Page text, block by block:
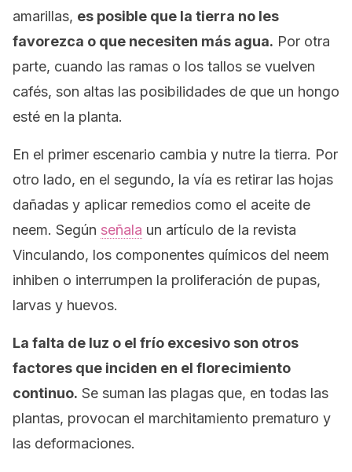
amarillas, es posible que la tierra no les
favorezca o que necesiten más agua. Por otra
parte, cuando las ramas o los tallos se vuelven
cafés, son altas las posibilidades de que un hongo
esté en la planta.
En el primer escenario cambia y nutre la tierra. Por
otro lado, en el segundo, la vía es retirar las hojas
dañadas y aplicar remedios como el aceite de
neem. Según señala un artículo de la revista
Vinculando, los componentes químicos del neem
inhiben o interrumpen la proliferación de pupas,
larvas y huevos.
La falta de luz o el frío excesivo son otros
factores que inciden en el florecimiento
continuo. Se suman las plagas que, en todas las
plantas, provocan el marchitamiento prematuro y
las deformaciones.